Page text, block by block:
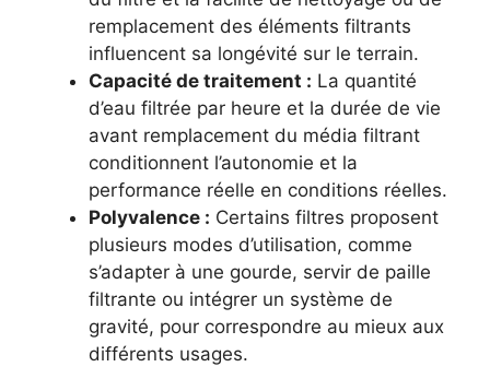
remplacement des éléments filtrants
influencent sa longévité sur le terrain.
Capacité de traitement : La quantité
d’eau filtrée par heure et la durée de vie
avant remplacement du média filtrant
conditionnent l’autonomie et la
performance réelle en conditions réelles.
Polyvalence : Certains filtres proposent
plusieurs modes d’utilisation, comme
s’adapter à une gourde, servir de paille
filtrante ou intégrer un système de
gravité, pour correspondre au mieux aux
différents usages.